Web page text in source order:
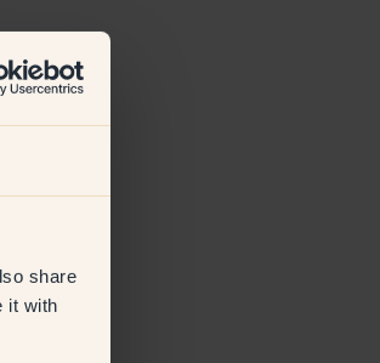
share
it with